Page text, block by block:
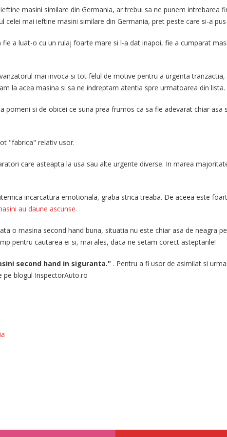
masini similare din Germania, ar trebui sa ne punem intrebarea
mai ieftine masini similare din Germania, pret peste care si-a
a luat-o cu un rulaj foarte mare si l-a dat inapoi, fie a cumparat
mai invoca si tot felul de motive pentru a urgenta
la acea masina si sa ne indreptam atentia spre urmatoarea din lista.
si de obicei ce suna prea frumos ca sa fie adevarat chiar asa
"fabrica" relativ usor.
care asteapta la usa sau alte urgente diverse. In marea
incarcatura emotionala, graba strica treaba. De aceea este
au daune ascunse.
o masina second hand buna, situatia nu este chiar asa de neagra
pentru cautarea ei si, mai ales, daca ne setam corect asteptarile!
second hand in siguranta." . Pentru a fi usor de asimilat si
blogul InspectorAuto.ro